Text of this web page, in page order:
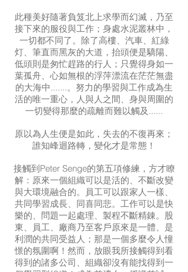
此種美好隨著負笈北上求學而幻滅，乃至
接下來的服役與工作；身處水泥叢林中，
一切都不同了。除了高樓、汽車、紅綠
灯、筆直而黑灰的大道，抬頭便是驕陽、
低頭則是匆忙趕路的行人；只覺得身如一
葉孤舟、心如無根的浮萍漂流在茫茫無盡
的大海中.......。努力的學習與工作成為生
活的唯一重心，人與人之間、身與周圍的
一切變得那麼的疏離而難以觸及......
原以為人生便是如此，失去的不復再來；
誰知峰迴路轉，變化才是常態！
接觸到Peter Senge的第五項修練，方才瞭
解：原來一個組織可以是活的、不斷改變
與大環境融合的。員工可以跟家人一樣、
共同學習成長、同喜同悲。工作可以是快
樂的、問題一起處理、製程不斷精錬。股
東、員工、廠商乃至客戶原來是一體、是
利潤的共同受益人；那是一個多麼令人憧
憬的氛圍啊！然而，放眼我所接觸得到看
得到的諸多公司、組織卻沒有能找得到一